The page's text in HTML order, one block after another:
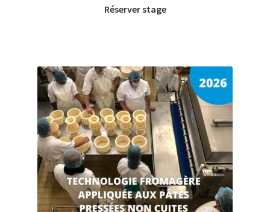
Réserver stage